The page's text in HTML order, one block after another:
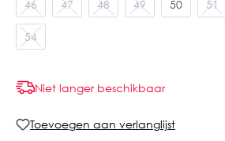
46 47 48 49 50 51
54
Niet langer beschikbaar
Toevoegen aan verlanglijst